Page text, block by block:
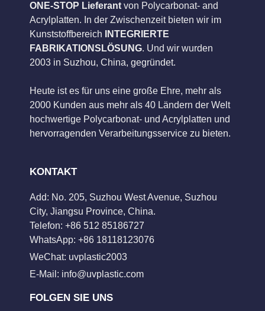
ONE-STOP Lieferant von Polycarbonat- and
Acrylplatten. In der Zwischenzeit bieten wir im
Kunststoffbereich
INTEGRIERTE
FABRIKATIONSLÖSUNG. Und wir wurden
2003 in Suzhou, China, gegründet.
Heute ist es für uns eine große Ehre, mehr als
2000 Kunden aus mehr als 40 Ländern der Welt
hochwertige Polycarbonat- und Acrylplatten und
hervorragenden Verarbeitungsservice zu bieten.
KONTAKT
Add: No. 205, Suzhou West Avenue, Suzhou
City, Jiangsu Province, China.
Telefon: +86 512 85186727
WhatsApp: +86 18118123076
WeChat: uvplastic2003
E-Mail: info@uvplastic.com
FOLGEN SIE UNS